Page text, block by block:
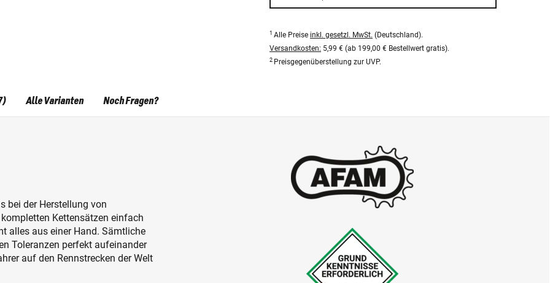
1 Alle Preise inkl. gesetzl. MwSt. (Deutschland).
Versandkosten: 5,99 € (ab 199,00 € Bestellwert gratis).
2 Preisgegenüberstellung zur UVP.
bei der Herstellung von
Kettensätzen einfach
alles aus einer Hand. Sämtliche
Toleranzen perfekt aufeinander
auf den Rennstrecken der Welt
Alle Varianten Noch Fragen?